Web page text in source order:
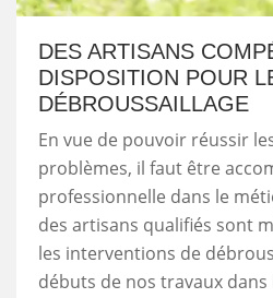
DES ARTISANS
DISPOSITION POUR
DÉBROUSSAILLAGE
En vue de pouvoir réussir
problèmes, il faut être
professionnelle dans le
des artisans qualifiés sont
les interventions de
débuts de nos travaux